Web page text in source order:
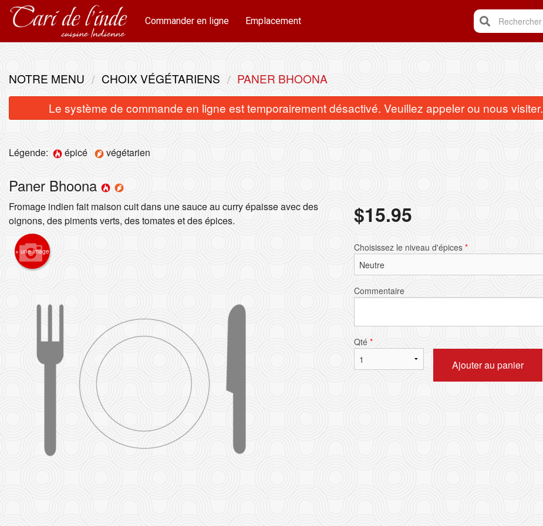
Commander en ligne Emplacement Rechercher
$6.95
NOTRE MENU CHOIX VÉGÉTARIENS
PANER BHOONA
Le système de commande en ligne est temporairement désactivé. Veuillez appeler ou nous visiter.
Légende: épicé végétarien
Paner Bhoona
Fromage indien fait maison cuit dans une sauce au curry épaisse avec des
oignons, des piments verts, des tomates et des épices.
+ une image
$15.95
Choisissez le niveau d'épices *
Commentaire
Qté *
Ajouter au panier